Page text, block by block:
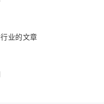
业的文章